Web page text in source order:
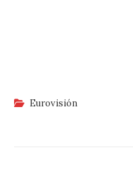
Eurovisión